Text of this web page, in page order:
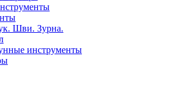
Шви. Зурна.
инструменты